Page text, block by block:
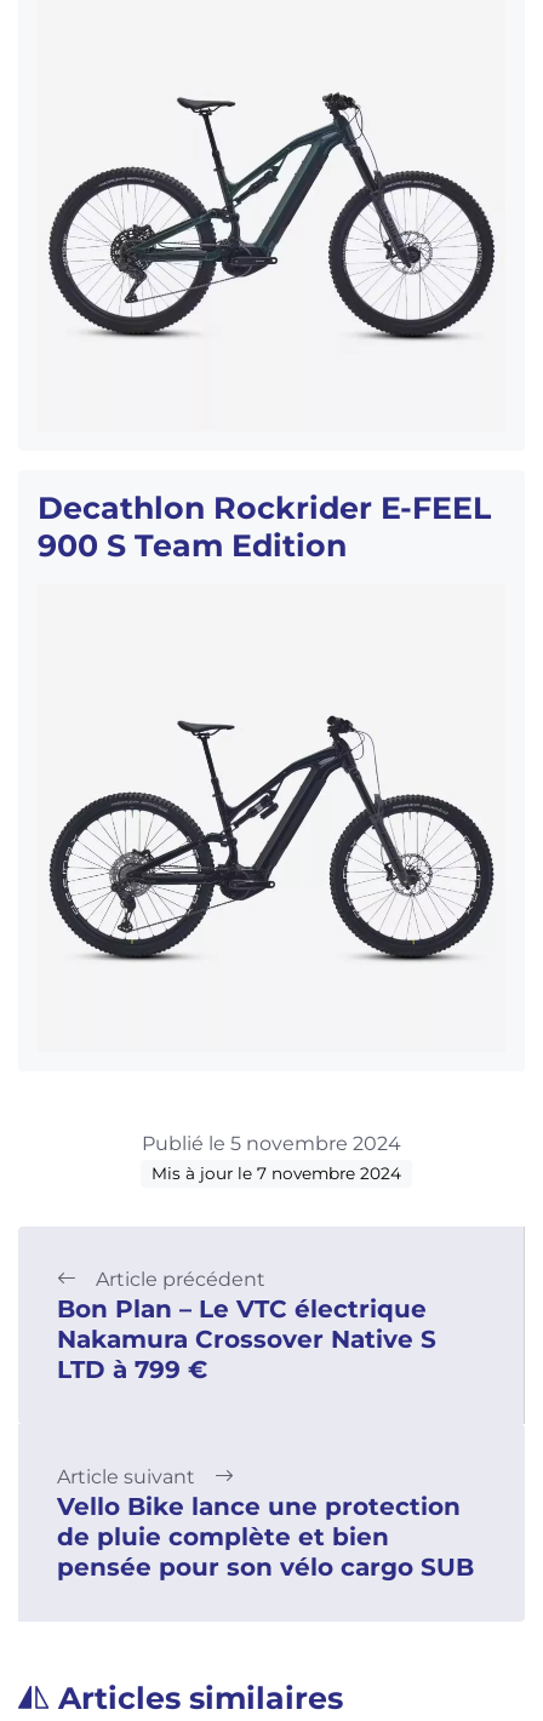
Decathlon Rockrider E-FEEL
900 S Team Edition
Publié le 5 novembre 2024
Mis à jour le 7 novembre 2024
Article précédent
Bon Plan – Le VTC électrique
Nakamura Crossover Native S
LTD à 799 €
Article suivant
Vello Bike lance une protection
de pluie complète et bien
pensée pour son vélo cargo SUB
Articles similaires